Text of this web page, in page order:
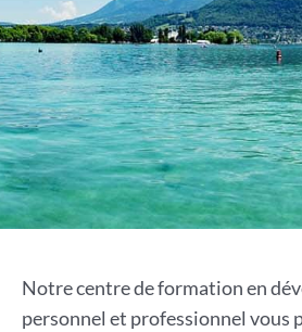
Notre centre de formation en
personnel et professionnel vous